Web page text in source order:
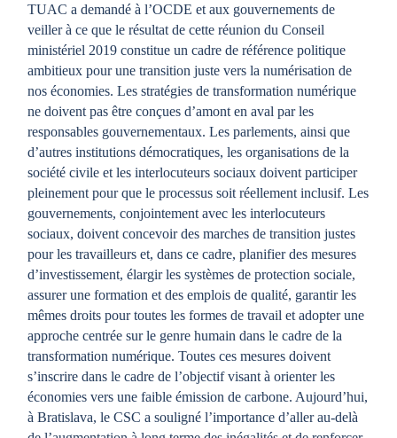
TUAC a demandé à l’OCDE et aux gouvernements de
veiller à ce que le résultat de cette réunion du Conseil
ministériel 2019 constitue un cadre de référence politique
ambitieux pour une transition juste vers la numérisation de
nos économies. Les stratégies de transformation numérique
ne doivent pas être conçues d’amont en aval par les
responsables gouvernementaux. Les parlements, ainsi que
d’autres institutions démocratiques, les organisations de la
société civile et les interlocuteurs sociaux doivent participer
pleinement pour que le processus soit réellement inclusif. Les
gouvernements, conjointement avec les interlocuteurs
sociaux, doivent concevoir des marches de transition justes
pour les travailleurs et, dans ce cadre, planifier des mesures
d’investissement, élargir les systèmes de protection sociale,
assurer une formation et des emplois de qualité, garantir les
mêmes droits pour toutes les formes de travail et adopter une
approche centrée sur le genre humain dans le cadre de la
transformation numérique. Toutes ces mesures doivent
s’inscrire dans le cadre de l’objectif visant à orienter les
économies vers une faible émission de carbone. Aujourd’hui,
à Bratislava, le CSC a souligné l’importance d’aller au-delà